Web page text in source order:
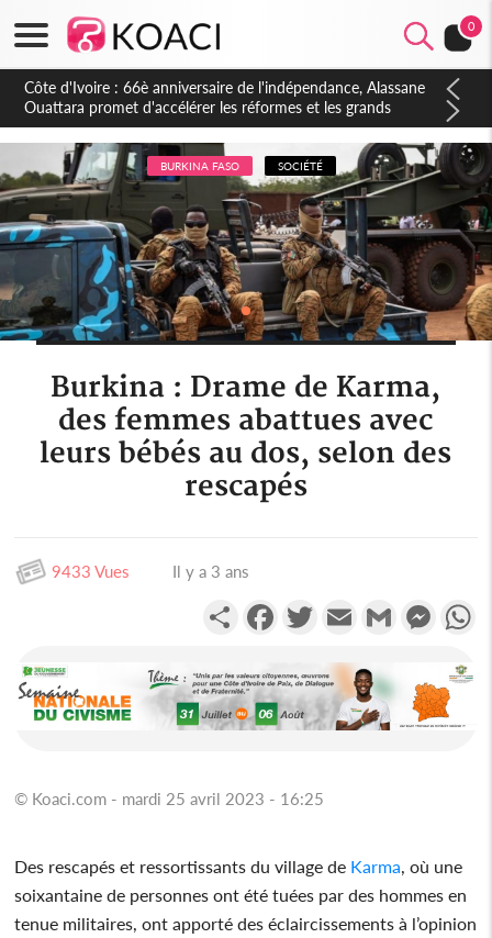
0
Côte d'Ivoire : À Abidjan, Amadou Oury Bah admire le modèle
ivoirien et veut s'en inspirer pour accélérer le développement
de la Guinée
BURKINA FASO SOCIÉTÉ
Burkina : Drame de Karma,
des femmes abattues avec
leurs bébés au dos, selon des
rescapés
9433 Vues Il y a 3 ans
PartagerFacebookTwitterEmail Gmail
© Koaci.com - mardi 25 avril 2023 - 16:25
Des rescapés et ressortissants du village de Karma, où une
soixantaine de personnes ont été tuées par des hommes en
tenue militaires, ont apporté des éclaircissements à l’opinion